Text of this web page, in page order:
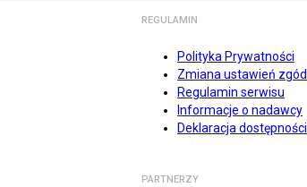
REGULAMIN
Polityka Prywatności
Zmiana ustawień zgód
Regulamin serwisu
Informacje o nadawcy
Deklaracja dostępności
PARTNERZY